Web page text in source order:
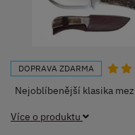
DOPRAVA ZDARMA
Nejoblíbenější klasika
Více o produktu